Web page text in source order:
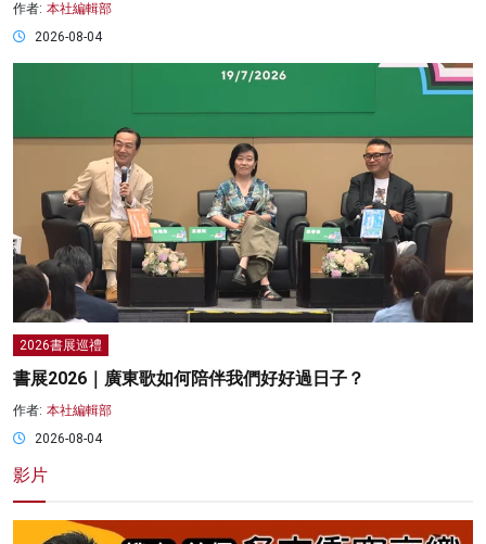
作者: 本社編輯部
2026-08-04
2026書展巡禮
書展2026｜廣東歌如何陪伴我們好好過日子？
作者: 本社編輯部
2026-08-04
影片